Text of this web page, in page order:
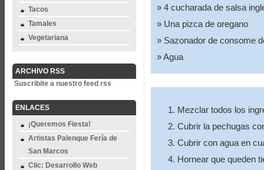
Tacos
Tamales
Vegetariana
ARCHIVO RSS
Suscribite a nuestro feed rss
ENLACES
¡Queremos Fiesta!
Artistas Palenque Fería de
San Marcos
Clic: Desarrollo Web
4 cucharada de salsa
Una pizca de oregano
Sazonador de consome
Agua
Mezclar todos los
Cubrir la pechugas
Cubrir con agua en
Hornear que queden